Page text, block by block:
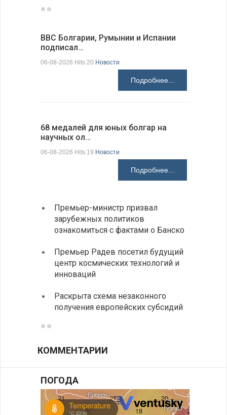
ВВС Болгарии, Румынии и Испании
подписал…
06-08-2026 Hits:20 Новости
Подробнее...
68 медалей для юных болгар на
научных ол…
06-08-2026 Hits:19 Новости
Подробнее...
Премьер-министр призвал
зарубежных политиков
ознакомиться с фактами о Банско
Премьер Радев посетил будущий
центр космических технологий и
инноваций
Раскрыта схема незаконного
получения европейских субсидий
КОММЕНТАРИИ
ПОГОДА